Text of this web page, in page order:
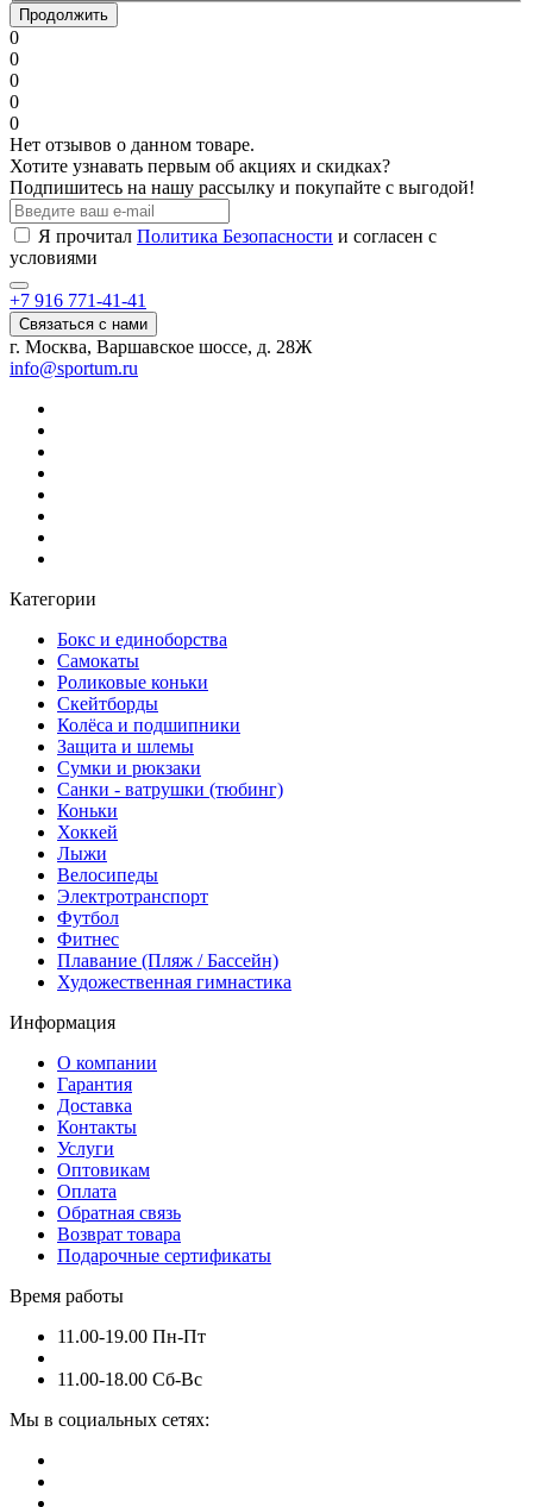
Продолжить
0
0
0
0
0
Нет отзывов о данном товаре.
Хотите узнавать первым об акциях и скидках?
Подпишитесь на нашу рассылку и покупайте с выгодой!
Я прочитал Политика Безопасности и согласен с
условиями
+7 916 771-41-41
Связаться с нами
г. Москва, Варшавское шоссе, д. 28Ж
info@sportum.ru
Категории
Бокс и единоборства
Самокаты
Роликовые коньки
Скейтборды
Колёса и подшипники
Защита и шлемы
Сумки и рюкзаки
Санки - ватрушки (тюбинг)
Коньки
Хоккей
Лыжи
Велосипеды
Электротранспорт
Футбол
Фитнес
Плавание (Пляж / Бассейн)
Художественная гимнастика
Информация
О компании
Гарантия
Доставка
Контакты
Услуги
Оптовикам
Оплата
Обратная связь
Возврат товара
Подарочные сертификаты
Время работы
11.00-19.00 Пн-Пт
11.00-18.00 Сб-Вс
Мы в социальных сетях: